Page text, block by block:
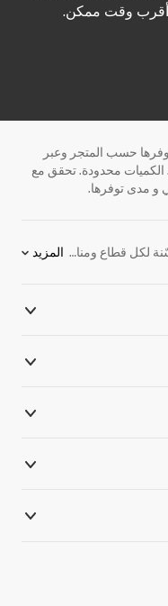
وقت ممكن.
حسب المتجر وعبر
الكميات محدودة. تحقق مع
و مدى توفرها.
توفر إل جي لحلول تكييف الهواء حلولًا محسّنة لكل قطاع ومناخ مع مجموعة واسعة من الأنظمة المتطورة التي توفر أداءً استثنائيًا في التدفئة والتهوية وتكييف الهواء للمباني في جميع أنحاء العالم نلبي بشكل مباشر احتياجات الشركات التي تبحث عن حلول رقمية وصديقة للبيئة في مجال التدفئة والتهوية وتكييف الهواء بفضل خبرتنا التي لا مثيل لها ومعرفتنا الرائدة بالمجال. نعد الشريك المناسب لأعمالك، فنحن على استعداد تام لتسخير تقنياتنا الرائدة لخدمة عملياتك اليومية، وتوفير الدعم المناسب لك ولأعمالك في كل خطوة على الطريق. المزيد